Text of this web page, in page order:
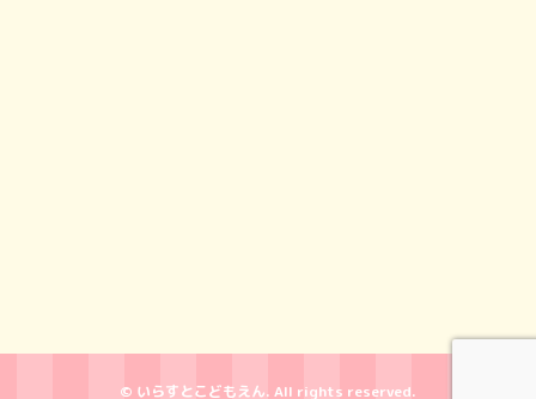
© いらすとこどもえん. All rights reserved.